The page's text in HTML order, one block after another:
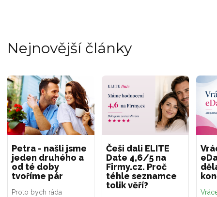
Nejnovější články
Petra - našli jsme
jeden druhého a
od té doby
tvoříme pár
Proto bych ráda
Češi dali ELITE
Date 4,6/5 na
Firmy.cz. Proč
téhle seznamce
tolik věří?